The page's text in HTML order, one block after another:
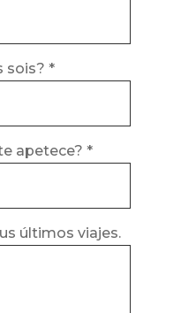
sois? *
apetece? *
últimos viajes.